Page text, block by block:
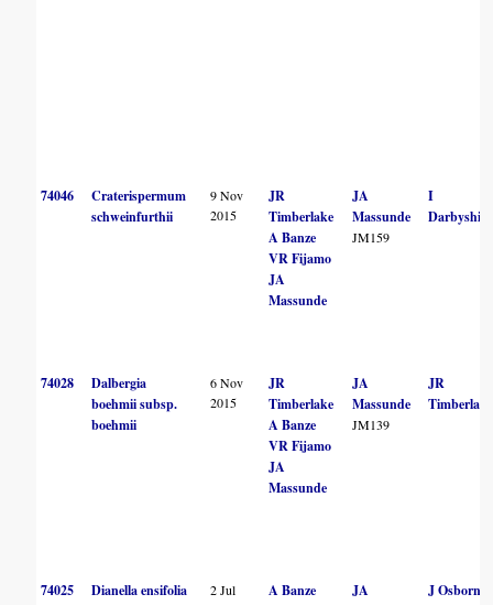
74046
Craterispermum
schweinfurthii
9 Nov
2015
JR
Timberlake
A Banze
VR Fijamo
JA
Massunde
JA
Massunde
JM159
I
Darbyshire
74028
Dalbergia
boehmii subsp.
boehmii
6 Nov
2015
JR
Timberlake
A Banze
VR Fijamo
JA
Massunde
JA
Massunde
JM139
JR
Timberlake
74025 Dianella ensifolia
2 Jul
A Banze
JA
J Osborne